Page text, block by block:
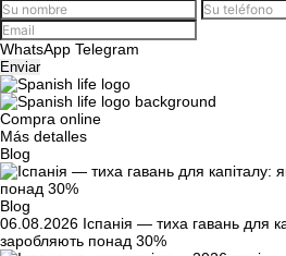
WhatsApp Telegram
Enviar
Compra online
Más detalles
Blog
Blog
06.08.2026 Іспанія — тиха гавань для
заробляють понад 30%